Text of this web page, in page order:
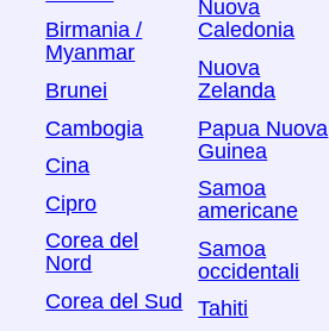
Birmania /
Myanmar
Brunei
Cambogia
Cina
Cipro
Corea del
Nord
Corea del Sud
Nuova
Caledonia
Nuova
Zelanda
Papua Nuova
Guinea
Samoa
americane
Samoa
occidentali
Tahiti